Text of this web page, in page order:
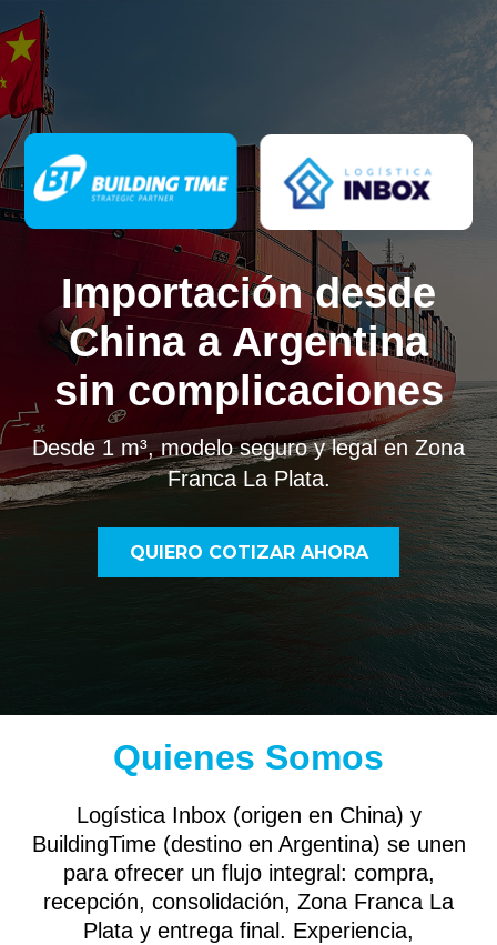
Importación desde
China a Argentina
sin complicaciones
Desde 1 m³, modelo seguro y legal en Zona
Franca La Plata.
QUIERO COTIZAR AHORA
Quienes Somos
Logística Inbox (origen en China) y
BuildingTime (destino en Argentina) se unen
para ofrecer un flujo integral: compra,
recepción, consolidación, Zona Franca La
Plata y entrega final. Experiencia,